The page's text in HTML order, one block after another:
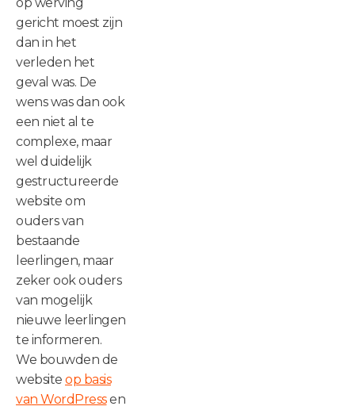
gericht moest zijn
dan in het
verleden het
geval was. De
wens was dan ook
een niet al te
complexe, maar
wel duidelijk
gestructureerde
website om
ouders van
bestaande
leerlingen, maar
zeker ook ouders
van mogelijk
nieuwe leerlingen
te informeren.
We bouwden de
website op basis
van WordPressen